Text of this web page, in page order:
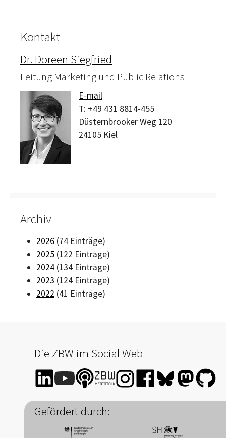
Kontakt
Dr. Doreen Siegfried
Leitung Marketing und Public Relations
E-mail
T: +49 431 8814-455
Düsternbrooker Weg 120
24105 Kiel
Archiv
2026 (74 Einträge)
2025 (122 Einträge)
2024 (134 Einträge)
2023 (124 Einträge)
2022 (41 Einträge)
Die ZBW im Social Web
Gefördert durch: